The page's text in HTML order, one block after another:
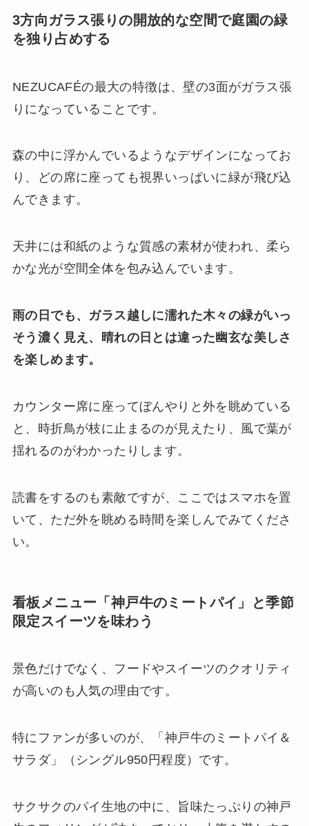
3方向ガラス張りの開放的な空間で庭園の緑
を独り占めする
NEZUCAFÉの最大の特徴は、壁の3面がガラス張
りになっていることです。
森の中に浮かんでいるようなデザインになってお
り、どの席に座っても視界いっぱいに緑が飛び込
んできます。
天井には和紙のような質感の素材が使われ、柔ら
かな光が空間全体を包み込んでいます。
雨の日でも、ガラス越しに濡れた木々の緑がいっ
そう濃く見え、晴れの日とは違った幽玄な美しさ
を楽しめます。
カウンター席に座ってぼんやりと外を眺めている
と、時折鳥が枝に止まるのが見えたり、風で葉が
揺れるのがわかったりします。
読書をするのも素敵ですが、ここではスマホを置
いて、ただ外を眺める時間を楽しんでみてくださ
い。
看板メニュー「神戸牛のミートパイ」と季節
限定スイーツを味わう
景色だけでなく、フードやスイーツのクオリティ
が高いのも人気の理由です。
特にファンが多いのが、「神戸牛のミートパイ＆
サラダ」（シングル950円程度）です。
サクサクのパイ生地の中に、旨味たっぷりの神戸